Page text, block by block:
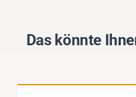
Das könnte